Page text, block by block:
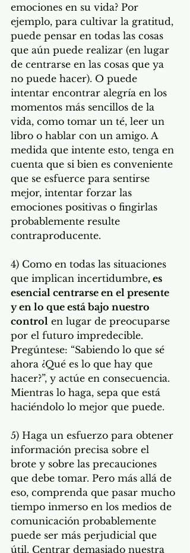
emociones en su vida? Por
ejemplo, para cultivar la gratitud,
puede pensar en todas las cosas
que aún puede realizar (en lugar
de centrarse en las cosas que ya
no puede hacer). O puede
intentar encontrar alegría en los
momentos más sencillos de la
vida, como tomar un té, leer un
libro o hablar con un amigo. A
medida que intente esto, tenga en
cuenta que si bien es conveniente
que se esfuerce para sentirse
mejor, intentar forzar las
emociones positivas o fingirlas
probablemente resulte
contraproducente.
4) Como en todas las situaciones
que implican incertidumbre, es
esencial centrarse en el presente
y en lo que está bajo nuestro
control en lugar de preocuparse
por el futuro impredecible.
Pregúntese: “Sabiendo lo que sé
ahora ¿Qué es lo que hay que
hacer?”, y actúe en consecuencia.
Mientras lo haga, sepa que está
haciéndolo lo mejor que puede.
5) Haga un esfuerzo para obtener
información precisa sobre el
brote y sobre las precauciones
que debe tomar. Pero más allá de
eso, comprenda que pasar mucho
tiempo inmerso en los medios de
comunicación probablemente
puede ser más perjudicial que
útil. Centrar demasiado nuestra